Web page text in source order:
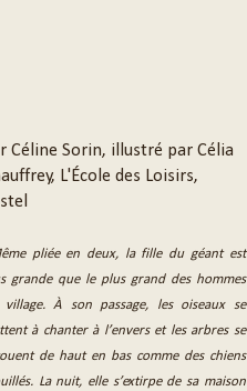
Céline Sorin, illustré par Célia
L'École des Loisirs,
pliée en deux, la fille du géant est
grande que le plus grand des hommes
village. À son passage, les oiseaux se
à chanter à l’envers et les arbres se
de haut en bas comme des chiens
La nuit, elle s’extirpe de sa maison